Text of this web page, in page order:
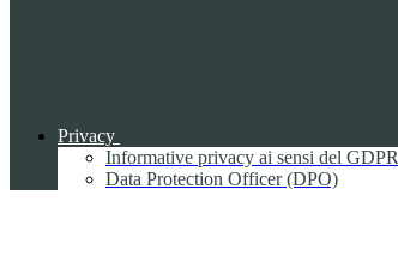
Privacy
Informative privacy ai sensi del GDPR
Data Protection Officer (DPO)